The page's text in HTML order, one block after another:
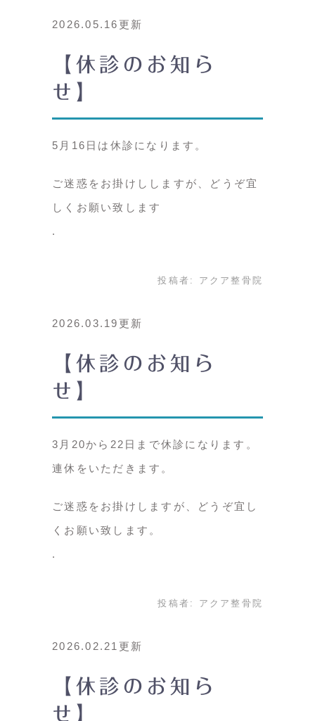
2026.05.16更新
【休診のお知ら
せ】
5月16日は休診になります。
ご迷惑をお掛けししますが、どうぞ宜
しくお願い致します
投稿者: アクア整骨院
2026.03.19更新
【休診のお知ら
せ】
3月20から22日まで休診になります。
連休をいただきます。
ご迷惑をお掛けしますが、どうぞ宜し
くお願い致します。
投稿者: アクア整骨院
2026.02.21更新
【休診のお知ら
せ】